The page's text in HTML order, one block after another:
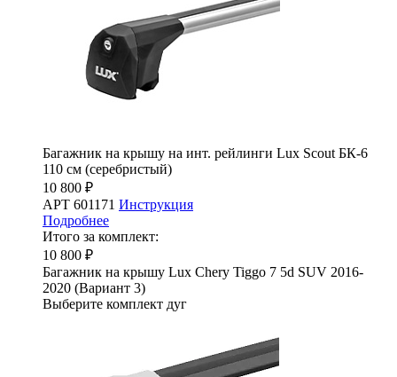
Багажник на крышу на инт. рейлинги Lux Scout БК-6
110 см (серебристый)
10 800 ₽
АРТ 601171 Инструкция
Подробнее
Итого за комплект:
10 800 ₽
Багажник на крышу Lux Chery Tiggo 7 5d SUV 2016-
2020 (Вариант 3)
Выберите комплект дуг